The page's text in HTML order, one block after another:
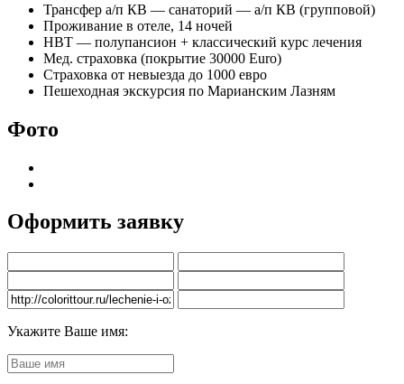
Трансфер а/п КВ — санаторий — а/п КВ (групповой)
Проживание в отеле, 14 ночей
HBT — полупансион + классический курс лечения
Мед. страховка (покрытие 30000 Euro)
Страховка от невыезда до 1000 евро
Пешеходная экскурсия по Марианским Лазням
Фото
Оформить заявку
Укажите Ваше имя: